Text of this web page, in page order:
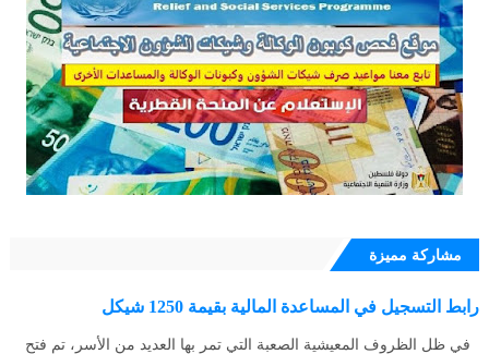
مشاركة مميزة
رابط التسجيل في المساعدة المالية بقيمة 1250 شيكل
في ظل الظروف المعيشية الصعبة التي تمر بها العديد من الأسر، تم فتح